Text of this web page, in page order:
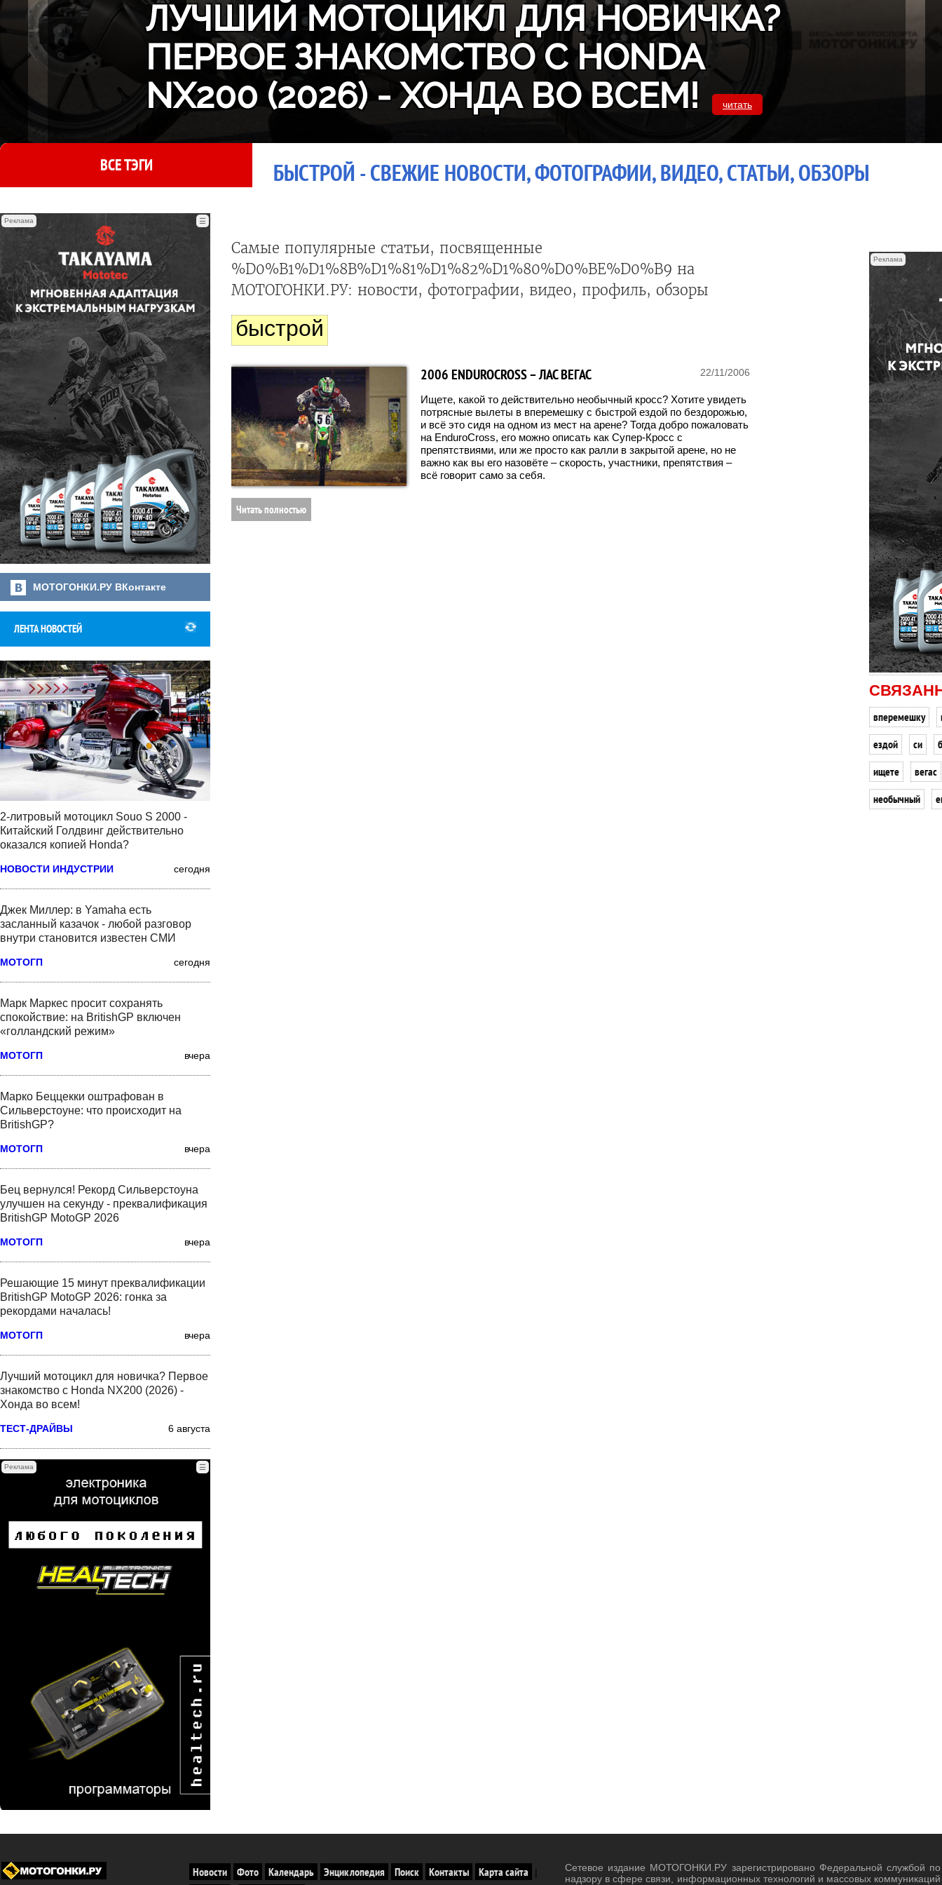
ЛУЧШИЙ МОТОЦИКЛ ДЛЯ НОВИЧКА?
ПЕРВОЕ ЗНАКОМСТВО С HONDA
NX200 (2026) - ХОНДА ВО ВСЕМ!
читать
ВСЕ ТЭГИ БЫСТРОЙ - СВЕЖИЕ НОВОСТИ, ФОТОГРАФИИ, ВИДЕО, СТАТЬИ, ОБЗОРЫ
Реклама ☰
МОТОГОНКИ.РУ ВКонтакте
ЛЕНТА НОВОСТЕЙ
2-литровый мотоцикл Souo S 2000 -
Китайский Голдвинг действительно
оказался копией Honda?
НОВОСТИ ИНДУСТРИИ сегодня
Джек Миллер: в Yamaha есть
засланный казачок - любой разговор
внутри становится известен СМИ
МОТОГП сегодня
Марк Маркес просит сохранять
спокойствие: на BritishGP включен
«голландский режим»
МОТОГП вчера
Марко Беццекки оштрафован в
Сильверстоуне: что происходит на
BritishGP?
МОТОГП вчера
Бец вернулся! Рекорд Сильверстоуна
улучшен на секунду - преквалификация
BritishGP MotoGP 2026
МОТОГП вчера
Решающие 15 минут преквалификации
BritishGP MotoGP 2026: гонка за
рекордами началась!
МОТОГП вчера
Лучший мотоцикл для новичка? Первое
знакомство с Honda NX200 (2026) -
Хонда во всем!
ТЕСТ-ДРАЙВЫ 6 августа
Реклама ☰
Самые популярные статьи, посвященные
%D0%B1%D1%8B%D1%81%D1%82%D1%80%D0%BE%D0%B9 на
МОТОГОНКИ.РУ: новости, фотографии, видео, профиль, обзоры
быстрой
22/11/2006
2006 ENDUROCROSS – ЛАС ВЕГАС
Ищете, какой то действительно необычный кросс? Хотите увидеть
потрясные вылеты в вперемешку с быстрой ездой по бездорожью,
и всё это сидя на одном из мест на арене? Тогда добро пожаловать
на EnduroCross, его можно описать как Супер-Кросс с
препятствиями, или же просто как ралли в закрытой арене, но не
важно как вы его назовёте – скорость, участники, препятствия –
всё говорит само за себя.
Читать полностью
Реклама
вперемешку
ездой
си
ищете
вегас
необычный
Новости Фото Календарь Энциклопедия Поиск Контакты Карта сайта |
Сетевое издание МОТОГОНКИ.РУ зарегистрировано Федеральной службой по
надзору в сфере связи, информационных технологий и массовых коммуникаций